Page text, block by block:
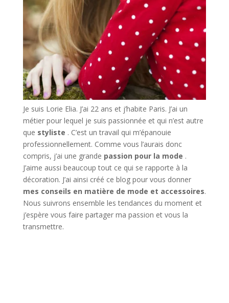
Je suis Lorie Elia. J’ai 22 ans et j’habite Paris. J’ai un
métier pour lequel je suis passionnée et qui n’est autre
que styliste . C’est un travail qui m’épanouie
professionnellement. Comme vous l’aurais donc
compris, j’ai une grande passion pour la mode .
J’aime aussi beaucoup tout ce qui se rapporte à la
décoration. J’ai ainsi créé ce blog pour vous donner
mes conseils en matière de mode et accessoires.
Nous suivrons ensemble les tendances du moment et
j’espère vous faire partager ma passion et vous la
transmettre.